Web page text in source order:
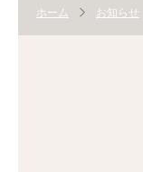
ホーム お知らせ